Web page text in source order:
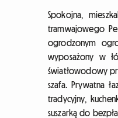
Spokojna,
tramwajowego
ogrodzonym
wyposażony w
światłowodowy
szafa. Prywatna
tradycyjny,
suszarką do